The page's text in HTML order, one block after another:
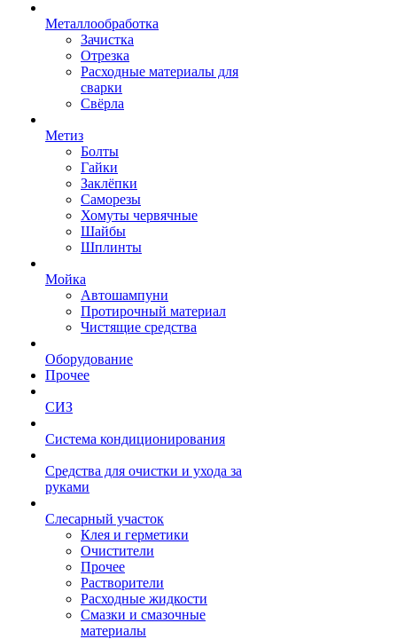
Металлообработка
Зачистка
Отрезка
Расходные материалы для
сварки
Свёрла
Метиз
Болты
Гайки
Заклёпки
Саморезы
Хомуты червячные
Шайбы
Шплинты
Мойка
Автошампуни
Протирочный материал
Чистящие средства
Оборудование
Прочее
СИЗ
Система кондиционирования
Средства для очистки и ухода за
руками
Слесарный участок
Клея и герметики
Очистители
Прочее
Растворители
Расходные жидкости
Смазки и смазочные
материалы